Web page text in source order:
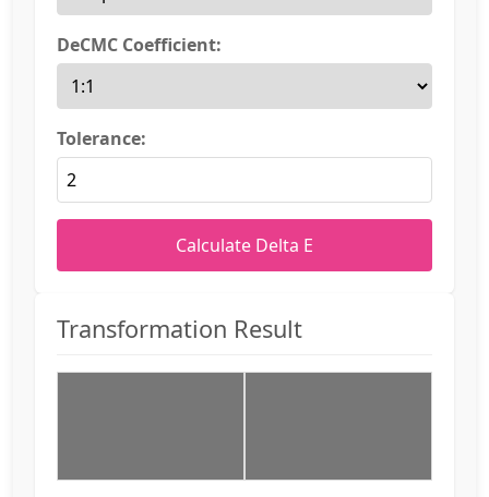
DeCMC Coefficient:
Tolerance:
Calculate Delta E
Transformation Result